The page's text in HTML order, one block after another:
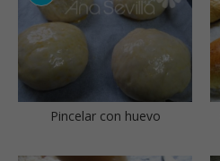
Pincelar con huevo